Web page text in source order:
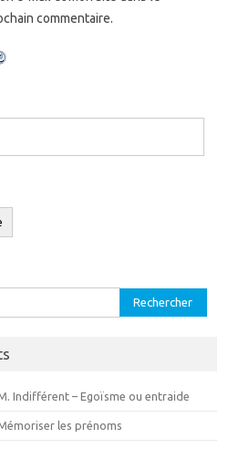
commentaire.
Indifférent – Egoïsme ou entraide
les prénoms